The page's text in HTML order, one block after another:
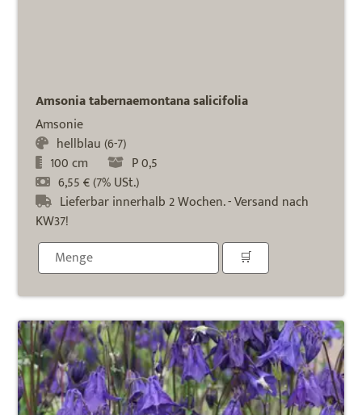
Amsonia tabernaemontana salicifolia
Amsonie
hellblau (6-7)
100 cm
P 0,5
6,55 € (7% USt.)
Lieferbar innerhalb 2 Wochen. - Versand nach
KW37!